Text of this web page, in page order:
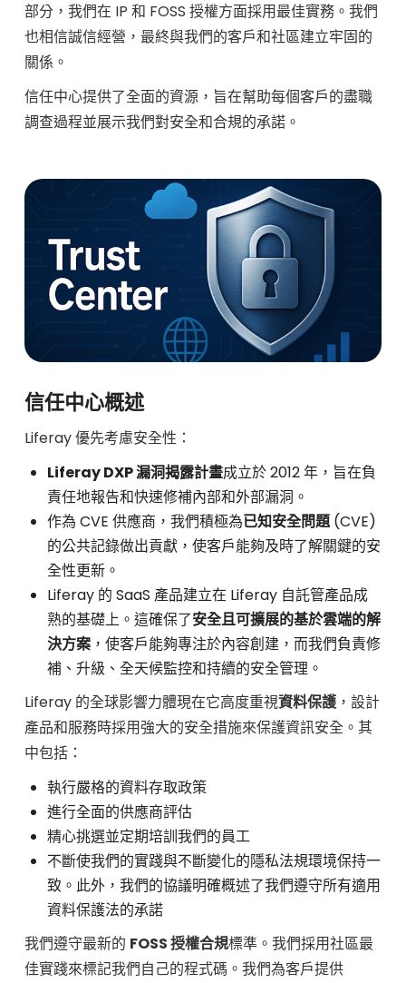
部分，我們在 IP 和 FOSS 授權方面採用最佳實務。我們
也相信誠信經營，最終與我們的客戶和社區建立牢固的
關係。
信任中心提供了全面的資源，旨在幫助每個客戶的盡職
調查過程並展示我們對安全和合規的承諾。
信任中心概述
Liferay 優先考慮安全性：
Liferay DXP 漏洞揭露計畫成立於 2012 年，旨在負
責任地報告和快速修補內部和外部漏洞。
作為 CVE 供應商，我們積極為已知安全問題(CVE)
的公共記錄做出貢獻，使客戶能夠及時了解關鍵的安
全性更新。
Liferay 的 SaaS 產品建立在 Liferay 自託管產品成
熟的基礎上。這確保了安全且可擴展的基於雲端的解
決方案 ，使客戶能夠專注於內容創建，而我們負責修
補、升級、全天候監控和持續的安全管理。
Liferay 的全球影響力體現在它高度重視資料保護，設計
產品和服務時採用強大的安全措施來保護資訊安全。其
中包括：
執行嚴格的資料存取政策
進行全面的供應商評估
精心挑選並定期培訓我們的員工
不斷使我們的實踐與不斷變化的隱私法規環境保持一
致。此外，我們的協議明確概述了我們遵守所有適用
資料保護法的承諾
我們遵守最新的 FOSS 授權合規標準。我們採用社區最
佳實踐來標記我們自己的程式碼。我們為客戶提供